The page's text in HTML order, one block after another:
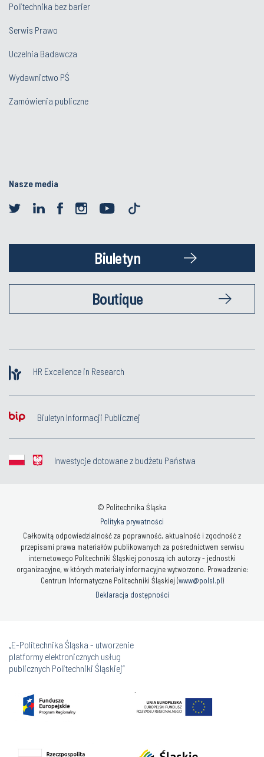
Politechnika bez barier
Serwis Prawo
Uczelnia Badawcza
Wydawnictwo PŚ
Zamówienia publiczne
Nasze media
Biuletyn
Boutique
HR Excellence in Research
Biuletyn Informacji Publicznej
Inwestycje dotowane z budżetu Państwa
© Politechnika Śląska
Polityka prywatności
Całkowitą odpowiedzialność za poprawność, aktualność i zgodność z
przepisami prawa materiałów publikowanych za pośrednictwem serwisu
internetowego Politechniki Śląskiej ponoszą ich autorzy - jednostki
organizacyjne, w których materiały informacyjne wytworzono. Prowadzenie:
Centrum Informatyczne Politechniki Śląskiej (www@polsl.pl)
Deklaracja dostępności
„E-Politechnika Śląska - utworzenie
platformy elektronicznych usług
publicznych Politechniki Śląskiej”